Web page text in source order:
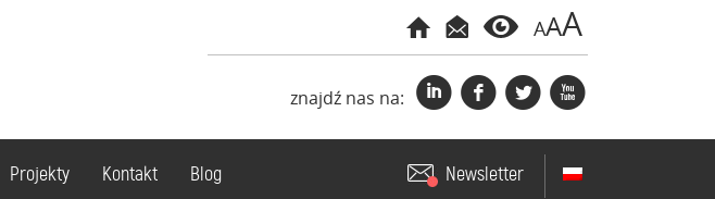
AAA
znajdź nas na: iflx
Projekty Kontakt Blog Newsletter